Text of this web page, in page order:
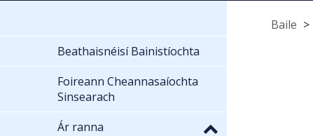
Baile
Beathaisnéisí Bainistíochta
Foireann Cheannasaíochta
Sinsearach
Ár ranna